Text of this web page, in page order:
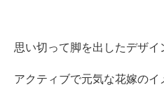
思い切って脚を出したデザイ
アクティブで元気な花嫁のイ